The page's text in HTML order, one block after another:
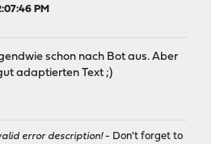
PM
schon nach Bot aus. Aber
adaptierten Text ;)
error description!- Don't forget to